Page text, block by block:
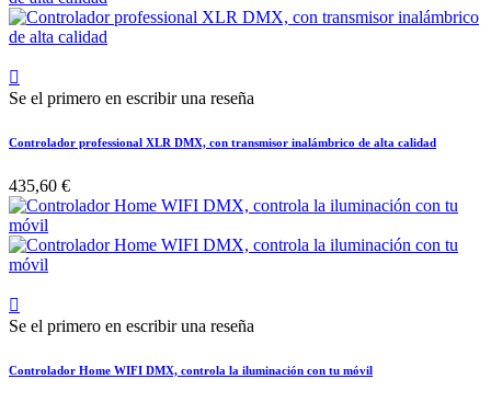

Se el primero en escribir una reseña
Controlador professional XLR DMX, con transmisor inalámbrico de alta calidad
435,60 €

Se el primero en escribir una reseña
Controlador Home WIFI DMX, controla la iluminación con tu móvil